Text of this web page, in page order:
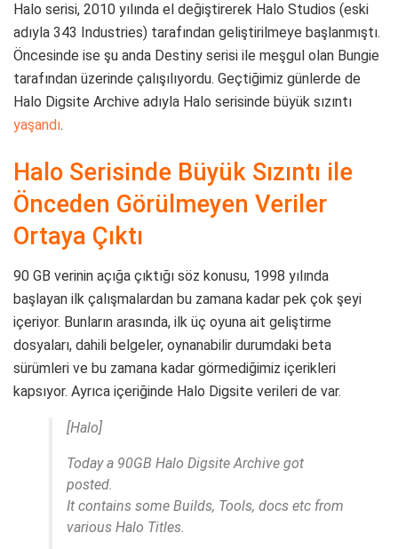
Halo serisi, 2010 yılında el değiştirerek Halo Studios (eski
adıyla 343 Industries) tarafından geliştirilmeye başlanmıştı.
Öncesinde ise şu anda Destiny serisi ile meşgul olan Bungie
tarafından üzerinde çalışılıyordu. Geçtiğimiz günlerde de
Halo Digsite Archive adıyla Halo serisinde büyük sızıntı
yaşandı.
Halo Serisinde Büyük Sızıntı ile
Önceden Görülmeyen Veriler
Ortaya Çıktı
90 GB verinin açığa çıktığı söz konusu, 1998 yılında
başlayan ilk çalışmalardan bu zamana kadar pek çok şeyi
içeriyor. Bunların arasında, ilk üç oyuna ait geliştirme
dosyaları, dahili belgeler, oynanabilir durumdaki beta
sürümleri ve bu zamana kadar görmediğimiz içerikleri
kapsıyor. Ayrıca içeriğinde Halo Digsite verileri de var.
[Halo]
Today a 90GB Halo Digsite Archive got
posted.
It contains some Builds, Tools, docs etc from
various Halo Titles.